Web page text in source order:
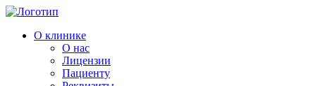
О клинике
О нас
Лицензии
Пациенту